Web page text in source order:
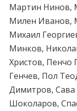
Мартин Нинов,
Милен Иванов,
Михаил
Минков,
Христов, Пенчо
Генчев, Пол
Димитров, Сава
Шоколаров,